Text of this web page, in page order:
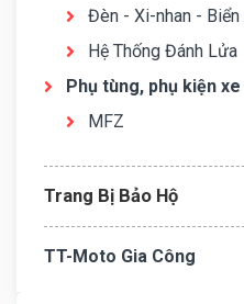
Đèn - Xi-nhan - Biển
Hệ Thống Đánh Lửa
Phụ tùng, phụ kiện
MFZ
Trang Bị Bảo Hộ
TT-Moto Gia Công